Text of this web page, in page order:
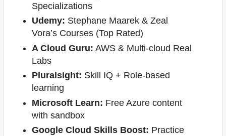
Specializations
Udemy: Stephane Maarek & Zeal
Vora’s Courses (Top Rated)
A Cloud Guru: AWS & Multi-cloud Real
Labs
Pluralsight: Skill IQ + Role-based
learning
Microsoft Learn: Free Azure content
with sandbox
Google Cloud Skills Boost: Practice